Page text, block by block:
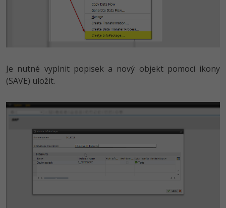
Je nutné vyplnit popisek a nový objekt pomocí ikony
(SAVE) uložit.